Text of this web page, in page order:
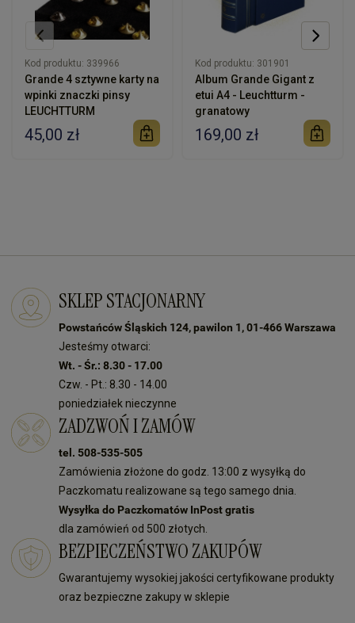
Kod produktu: 339966
Grande 4 sztywne karty na
wpinki znaczki pinsy
LEUCHTTURM
45,00 zł
Kod produktu: 301901
Album Grande Gigant z
etui A4 - Leuchtturm -
granatowy
169,00 zł
SKLEP STACJONARNY
Powstańców Śląskich 124, pawilon 1, 01-466 Warszawa
Jesteśmy otwarci:
Wt. - Śr.: 8.30 - 17.00
Czw. - Pt.: 8.30 - 14.00
poniedziałek nieczynne
ZADZWOŃ I ZAMÓW
tel. 508-535-505
Zamówienia złożone do godz. 13:00 z wysyłką do
Paczkomatu realizowane są tego samego dnia.
Wysyłka do Paczkomatów InPost gratis
dla zamówień od 500 złotych.
BEZPIECZEŃSTWO ZAKUPÓW
Gwarantujemy wysokiej jakości certyfikowane produkty
oraz bezpieczne zakupy w sklepie